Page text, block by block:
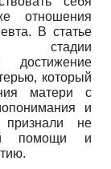
отношения
В статье
стадии
достижение
который
матери с
и
признали не
помощи и